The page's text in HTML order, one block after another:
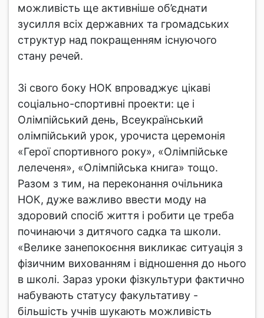
можливість ще активніше об’єднати
зусилля всіх державних та громадських
структур над покращенням існуючого
стану речей.
Зі свого боку НОК впроваджує цікаві
соціально-спортивні проекти: це і
Олімпійський день, Всеукраїнський
олімпійський урок, урочиста церемонія
«Герої спортивного року», «Олімпійське
лелеченя», «Олімпійська книга» тощо.
Разом з тим, на переконання очільника
НОК, дуже важливо ввести моду на
здоровий спосіб життя і робити це треба
починаючи з дитячого садка та школи.
«Велике занепокоєння викликає ситуація з
фізичним вихованням і відношення до нього
в школі. Зараз уроки фізкультури фактично
набувають статусу факультативу -
більшість учнів шукають можливість